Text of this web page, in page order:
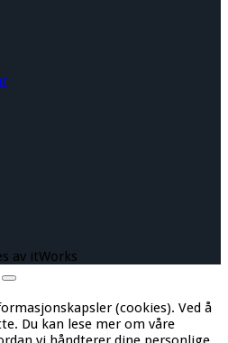
av itWorks
(cookies). Ved å
Du kan lese mer om våre